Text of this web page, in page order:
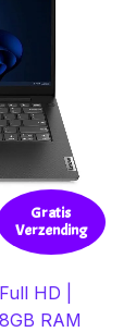
Gratis
Verzending
HD |
RAM